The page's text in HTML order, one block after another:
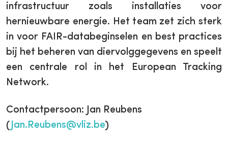
infrastructuur zoals installaties voor
hernieuwbare energie. Het team zet zich sterk
in voor FAIR-databeginselen en best practices
bij het beheren van diervolggegevens en speelt
een centrale rol in het European Tracking
Network.
Contactpersoon: Jan Reubens
( Jan.Reubens@vliz.be)